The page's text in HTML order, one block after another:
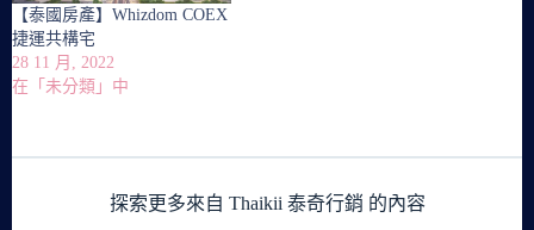
【泰國房產】Whizdom COEX
捷運共構宅
28 11 月, 2022
在「未分類」中
探索更多來自 Thaikii 泰奇行銷 的內容